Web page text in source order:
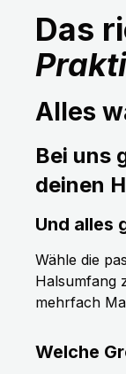
Das
Alles
Bei uns
deinen
Und alles
Wähle die
Halsumfang
mehrfach
Welche